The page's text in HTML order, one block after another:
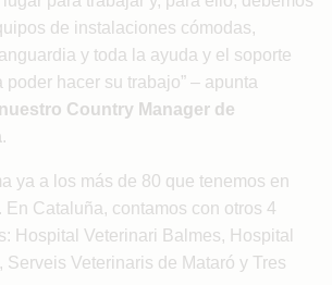
de instalaciones cómodas,
y toda la ayuda y el soporte
hacer su trabajo” – apunta
Country Manager de
ya a los más de 80 que tenemos en
Cataluña, contamos con otros 4
Hospital Veterinari Balmes, Hospital
Serveis Veterinaris de Mataró y Tres